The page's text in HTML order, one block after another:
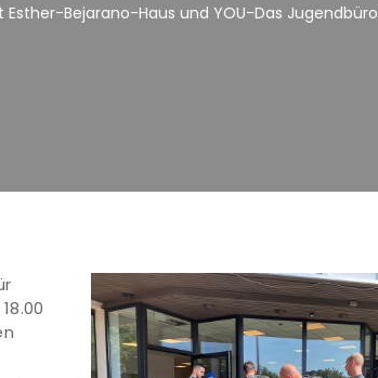
Esther-Bejarano-Haus und YOU-Das Jugendbüro